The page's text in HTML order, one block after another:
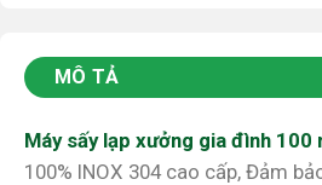
MÔ TẢ
Máy sấy lạp xưởng gia đình
100% INOX 304 cao cấp, Đảm